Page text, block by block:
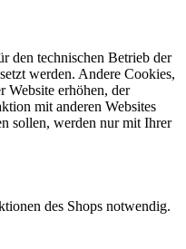
den technischen Betrieb der
werden. Andere Cookies,
Website erhöhen, der
mit anderen Websites
sollen, werden nur mit Ihrer
des Shops notwendig.